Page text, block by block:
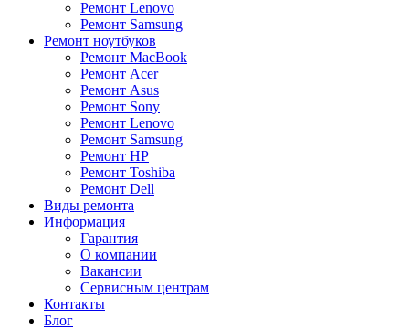
Ремонт Lenovo
Ремонт Samsung
Ремонт ноутбуков
Ремонт MacBook
Ремонт Acer
Ремонт Asus
Ремонт Sony
Ремонт Lenovo
Ремонт Samsung
Ремонт HP
Ремонт Toshiba
Ремонт Dell
Виды ремонта
Информация
Гарантия
О компании
Вакансии
Сервисным центрам
Контакты
Блог